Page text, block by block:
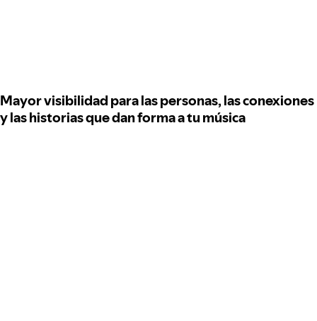
Mayor visibilidad para las personas, las conexiones
y las historias que dan forma a tu música